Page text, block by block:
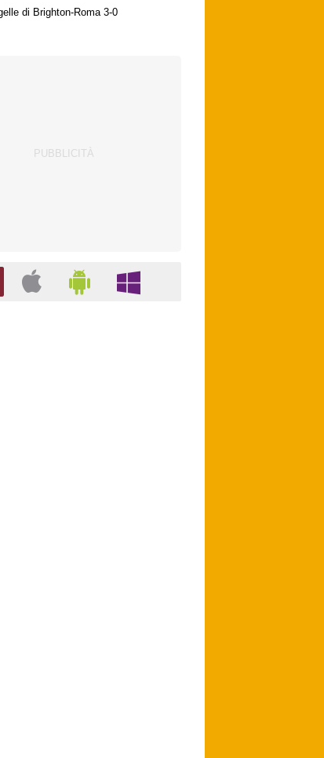
di Brighton-Roma 3-0